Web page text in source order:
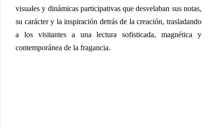
visuales y dinámicas participativas que desvelaban sus notas,
su carácter y la inspiración detrás de la creación, trasladando
a los visitantes a una lectura sofisticada, magnética y
contemporánea de la fragancia.